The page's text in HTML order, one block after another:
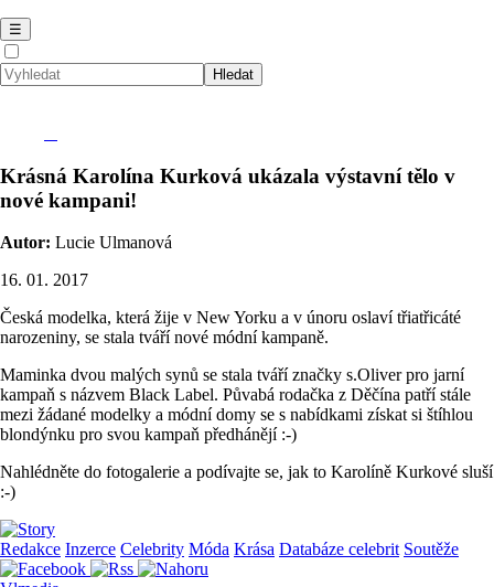
☰
Krásná Karolína Kurková ukázala výstavní tělo v
nové kampani!
Autor: Lucie Ulmanová
16. 01. 2017
Česká modelka, která žije v New Yorku a v únoru oslaví třiatřicáté
narozeniny, se stala tváří nové módní kampaně.
Maminka dvou malých synů se stala tváří značky s.Oliver pro jarní
kampaň s názvem Black Label. Půvabá rodačka z Děčína patří stále
mezi žádané modelky a módní domy se s nabídkami získat si štíhlou
blondýnku pro svou kampaň předhánějí :-)
Nahlédněte do fotogalerie a podívajte se, jak to Karolíně Kurkové sluší
:-)
Redakce Inzerce Celebrity Móda Krása Databáze celebrit Soutěže